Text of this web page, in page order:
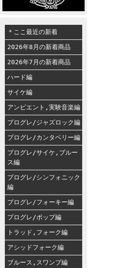
＊ここ最近の新着
2026年8月の新着商品
2026年7月の新着商品
ハード編
サイケ編
アンビエント,実験音楽編
プログレ/ジャズロック編
プログレ/カンタベリー編
プログレ/サイケ,ブルー
ス編
プログレ/シンフォニック
編
プログレ/フォーキー編
プログレ/ポップ編
トラッド,フォーク編
アシッドフォーク編
ブルース,スワンプ編